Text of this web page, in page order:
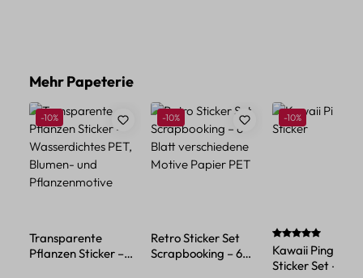
Produktgalerie überspringen
Mehr Papeterie
Rabatt
-10%
Transparente
Pflanzen Sticker –
Rabatt
-10%
Retro Sticker Set
Scrapbooking – 6
Rabatt
-10%
Kawaii Pinguin
Sticker Set – 45